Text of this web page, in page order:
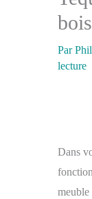
bois
Par
lecture
Dans
meuble